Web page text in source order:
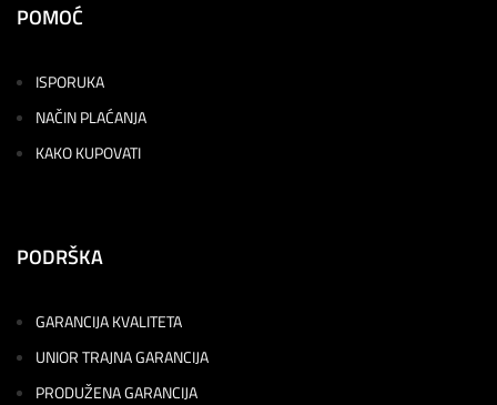
POMOĆ
ISPORUKA
NAČIN PLAĆANJA
KAKO KUPOVATI
PODRŠKA
GARANCIJA KVALITETA
UNIOR TRAJNA GARANCIJA
PRODUŽENA GARANCIJA